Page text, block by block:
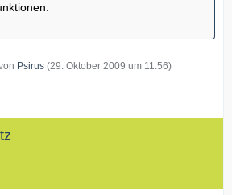
Psirus (29. Oktober 2009 um 11:56)